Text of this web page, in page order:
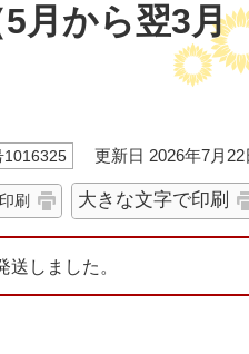
月から翌3月
1016325 更新日 2026年7月22
印刷 大きな文字で印刷
しました。